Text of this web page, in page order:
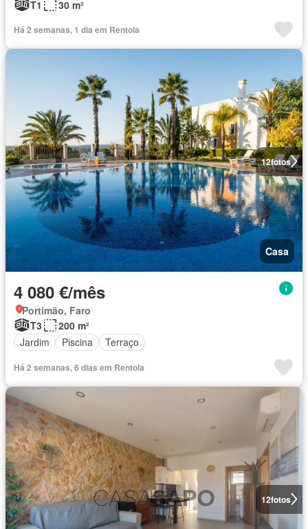
T1
30 m²
Há 2 semanas, 1 dia em Rentola
12fotos
Casa
4 080 €/mês
Portimão, Faro
T3
200 m²
Jardim
Piscina Terraço
Há 2 semanas, 6 dias em Rentola
12fotos